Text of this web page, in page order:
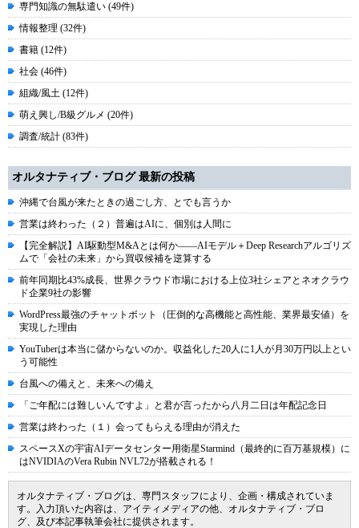
専門知識の無駄遣い (49件)
情報整理 (32件)
書籍 (12件)
社会 (46件)
組織/風土 (12件)
萌え興し/B級グルメ (20件)
調査/統計 (83件)
オルタナティブ・ブログ 最新の投稿
沖縄で台風が来たときの過ごし方、とでも言うか
営業は終わった（２）普遍はAIに、個別は人間に
【完全解説】AI駆動型M&Aとは何か――AIモデル＋Deep Researchアルゴリズ
ムで「会社の未来」から買収候補を逆算する
前年同期比43%成長、世界クラウド市場における上位3社シェアとネオクラウ
ド企業9社の影響
WordPress最強のチャットボット（圧倒的な高機能と高性能、業界最安値）を
実現した理由
YouTuberは本当に儲からないのか。収益化した20人に1人が月30万円以上とい
う可能性
台風への備えと、未来への備え
「ご年配には難しいんですよ」と君が言ったから八月二日は年配記念日
営業は終わった（１）会ってもらえる理由が消えた
スペースXの宇宙AIデータセンター用衛星Starmind（最終的に百万基規模）に
はNVIDIAのVera Rubin NVL72が搭載される！
オルタナティブ・ブログは、専門スタッフにより、企画・構成されていま
す。入力頂いた内容は、アイティメディアの他、オルタナティブ・ブロ
グ、及び本記事執筆会社に提供されます。